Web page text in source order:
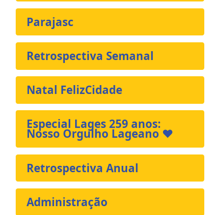
Parajasc
Retrospectiva Semanal
Natal FelizCidade
Especial Lages 259 anos:
Nosso Orgulho Lageano ❤️
Retrospectiva Anual
Administração